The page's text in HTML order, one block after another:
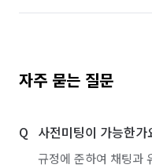
자주 묻는 질문
사전미팅이 가능한가
규정에 준하여 채팅과